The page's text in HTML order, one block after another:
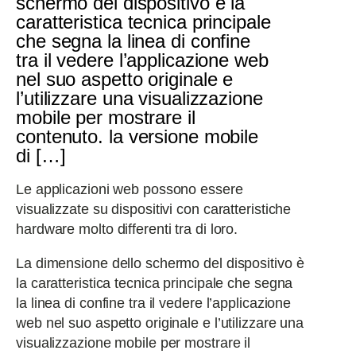
caratteristica tecnica principale
che segna la linea di confine
tra il vedere l’applicazione web
nel suo aspetto originale e
l’utilizzare una visualizzazione
mobile per mostrare il
contenuto. la versione mobile
di […]
Le applicazioni web possono essere
visualizzate su dispositivi con caratteristiche
hardware molto differenti tra di loro.
La dimensione dello schermo del dispositivo è
la caratteristica tecnica principale che segna
la linea di confine tra il vedere l’applicazione
web nel suo aspetto originale e l’utilizzare una
visualizzazione mobile per mostrare il